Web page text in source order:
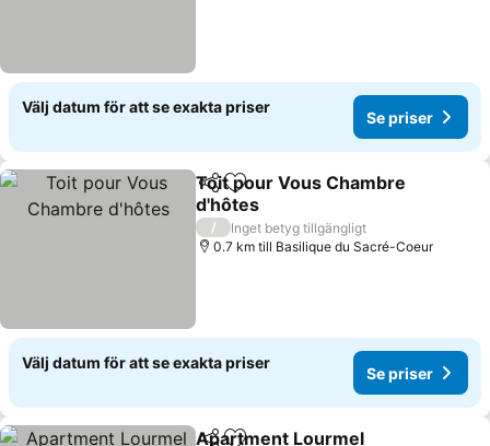
Välj datum för att se exakta priser
Se priser
Dela Lägg till i Mina Favoriter
Toit pour Vous Chambre
d'hôtes
Se priser
/
Inget betyg tillgängligt
0.7 km till Basilique du Sacré-Coeur
Välj datum för att se exakta priser
Se priser
Apartment Lourmel